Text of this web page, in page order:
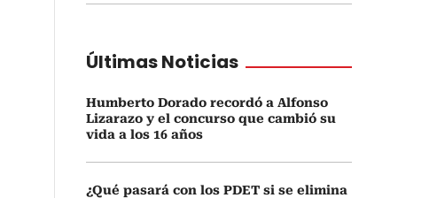
Últimas Noticias
Humberto Dorado recordó a Alfonso
Lizarazo y el concurso que cambió su
vida a los 16 años
¿Qué pasará con los PDET si se elimina